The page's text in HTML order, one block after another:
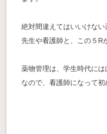
絶対間違えてはいいけな
先生や看護師と、この５R
薬物管理は、学生時代には
なので、看護師になって初